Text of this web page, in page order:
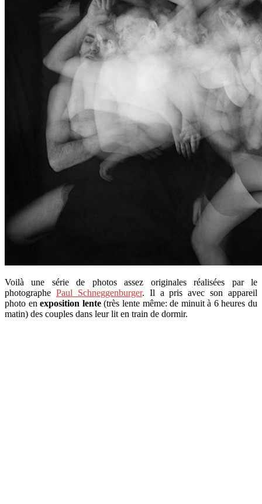
Voilà une série de photos assez originales réalisées par le
photographe Paul Schneggenburger. Il a pris avec son appareil
photo enexposition lente(très lente même: de minuit à 6 heures du
matin) des couples dans leur lit en train de dormir.